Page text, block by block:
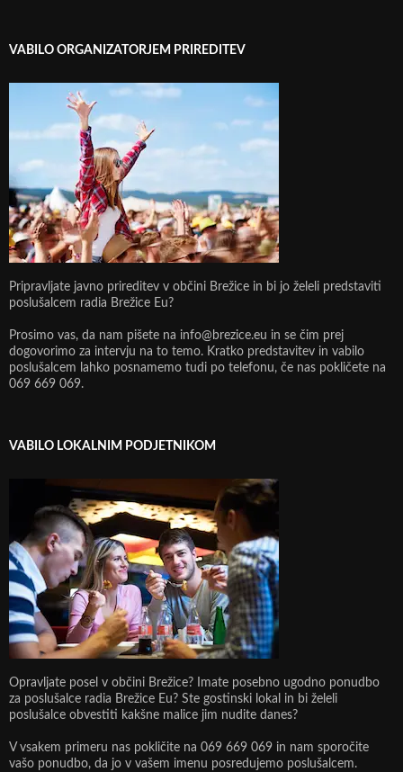
VABILO ORGANIZATORJEM PRIREDITEV
Pripravljate javno prireditev v občini Brežice in bi jo želeli predstaviti
poslušalcem radia Brežice Eu?
Prosimo vas, da nam pišete na info@brezice.eu in se čim prej
dogovorimo za intervju na to temo. Kratko predstavitev in vabilo
poslušalcem lahko posnamemo tudi po telefonu, če nas pokličete na
069 669 069.
VABILO LOKALNIM PODJETNIKOM
Opravljate posel v občini Brežice? Imate posebno ugodno ponudbo
za poslušalce radia Brežice Eu? Ste gostinski lokal in bi želeli
poslušalce obvestiti kakšne malice jim nudite danes?
V vsakem primeru nas pokličite na 069 669 069 in nam sporočite
vašo ponudbo, da jo v vašem imenu posredujemo poslušalcem.